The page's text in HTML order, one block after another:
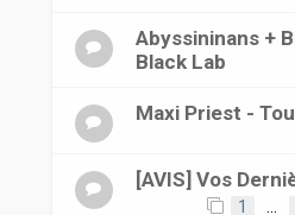
Abyssininans +
Black Lab
Maxi Priest -
[AVIS] Vos
1